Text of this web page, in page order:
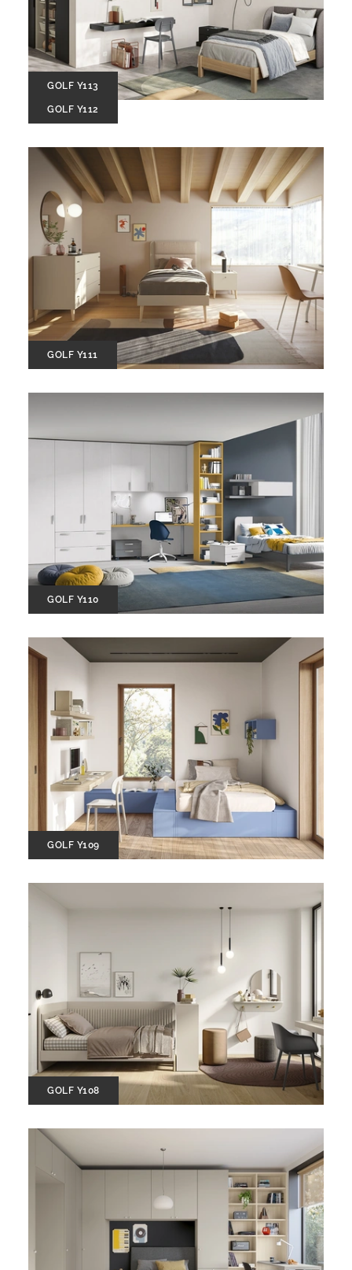
GOLF Y113
GOLF Y112
GOLF Y111
GOLF Y110
GOLF Y109
GOLF Y108